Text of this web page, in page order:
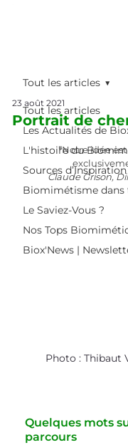
Tout les articles
Les Actualités de
L'histoire du
Sources
Biomimétisme dans
Le Saviez-Vous ?
Nos Tops
Biox'News |
Tout les articles
Portrait de
23 août 2021
"Notre idée
Claude Grison,
Photo : Thibaut
Quelques mots
parcours